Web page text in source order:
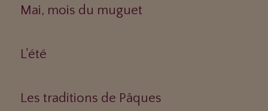
Mai, mois du muguet
L'été
Les traditions de Pâques